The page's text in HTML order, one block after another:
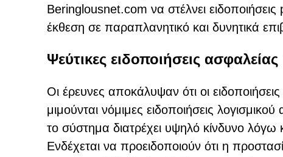
Beringlousnet.com να στέλνει
έκθεση σε παραπλανητικό και δυνητικά
Ψεύτικες ειδοποιήσεις
Οι έρευνες αποκάλυψαν ότι οι
μιμούνται νόμιμες ειδοποιήσεις
το σύστημα διατρέχει υψηλό κίνδυνο
Ενδέχεται να προειδοποιούν ότι η